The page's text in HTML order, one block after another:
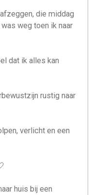
die middag
was weg toen ik naar
dat ik alles kan
rustig naar
verlicht en een
huis bij een